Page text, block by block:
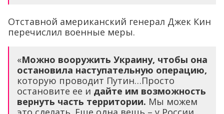
Отставной американский генерал Джек Кин
перечислил военные меры.
«Можно вооружить Украину, чтобы она
остановила наступательную операцию,
которую проводит Путин…Просто
остановите ее и дайте им возможность
вернуть часть территории. Мы можем